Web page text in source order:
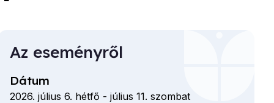
Az eseményről
Dátum
2026. július 6. hétfő - július 11. szombat